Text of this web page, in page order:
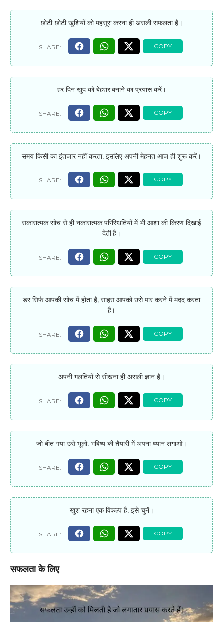
छोटी-छोटी खुशियों को महसूस करना ही असली सफलता है।
हर दिन खुद को बेहतर बनाने का प्रयास करें।
समय किसी का इंतजार नहीं करता, इसलिए अपनी मेहनत आज ही शुरू करें।
सकारात्मक सोच से ही नकारात्मक परिस्थितियों में भी आशा की किरण दिखाई
देती है।
डर सिर्फ आपकी सोच में होता है, साहस आपको उसे पार करने में मदद करता
है।
अपनी गलतियों से सीखना ही असली ज्ञान है।
जो बीत गया उसे भूलो, भविष्य की तैयारी में अपना ध्यान लगाओ।
खुश रहना एक विकल्प है, इसे चुनें।
सफलता के लिए